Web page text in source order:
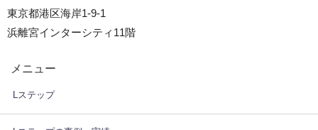
東京都港区海岸1-9-1
浜離宮インターシティ11階
メニュー
Lステップ